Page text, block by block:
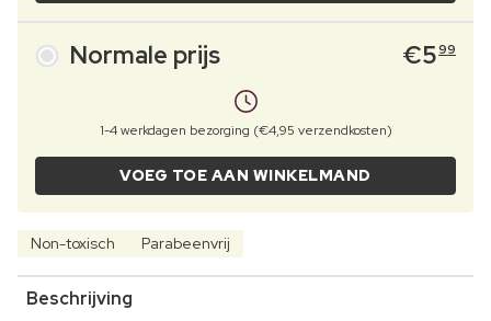
Normale prijs €599
1-4 werkdagen bezorging (€4,95 verzendkosten)
VOEG TOE AAN WINKELMAND
Non-toxisch Parabeenvrij
Beschrijving